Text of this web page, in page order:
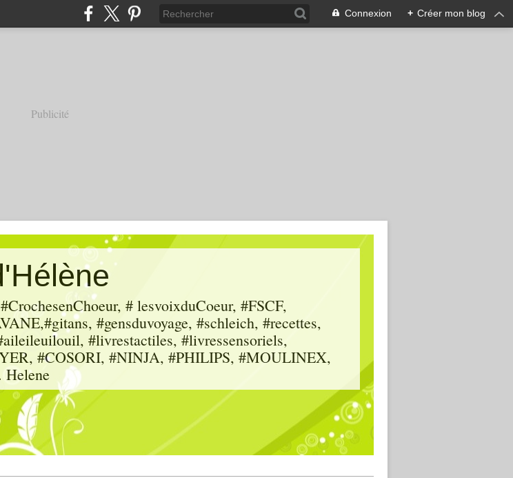
Connexion + Créer mon blog
Publicité
# lesvoixduCoeur, #FSCF,
#gensduvoyage, #schleich, #recettes,
#livrestactiles, #livressensoriels,
#COSORI, #NINJA, #PHILIPS, #MOULINEX,
Helene